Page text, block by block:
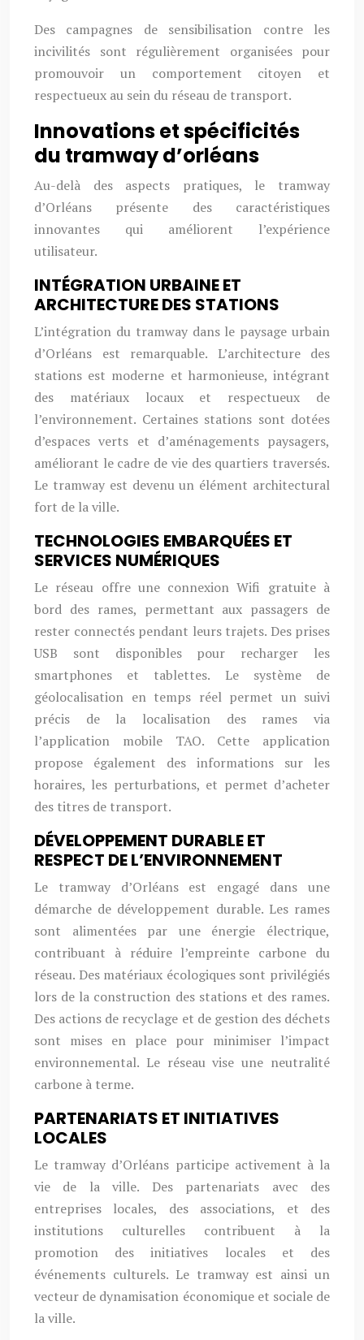
Des campagnes de sensibilisation contre les
incivilités sont régulièrement organisées pour
promouvoir un comportement citoyen et
respectueux au sein du réseau de transport.
Innovations et spécificités
du tramway d’orléans
Au-delà des aspects pratiques, le tramway
d’Orléans présente des caractéristiques
innovantes qui améliorent l’expérience
utilisateur.
INTÉGRATION URBAINE ET
ARCHITECTURE DES STATIONS
L’intégration du tramway dans le paysage urbain
d’Orléans est remarquable. L’architecture des
stations est moderne et harmonieuse, intégrant
des matériaux locaux et respectueux de
l’environnement. Certaines stations sont dotées
d’espaces verts et d’aménagements paysagers,
améliorant le cadre de vie des quartiers traversés.
Le tramway est devenu un élément architectural
fort de la ville.
TECHNOLOGIES EMBARQUÉES ET
SERVICES NUMÉRIQUES
Le réseau offre une connexion Wifi gratuite à
bord des rames, permettant aux passagers de
rester connectés pendant leurs trajets. Des prises
USB sont disponibles pour recharger les
smartphones et tablettes. Le système de
géolocalisation en temps réel permet un suivi
précis de la localisation des rames via
l’application mobile TAO. Cette application
propose également des informations sur les
horaires, les perturbations, et permet d’acheter
des titres de transport.
DÉVELOPPEMENT DURABLE ET
RESPECT DE L’ENVIRONNEMENT
Le tramway d’Orléans est engagé dans une
démarche de développement durable. Les rames
sont alimentées par une énergie électrique,
contribuant à réduire l’empreinte carbone du
réseau. Des matériaux écologiques sont privilégiés
lors de la construction des stations et des rames.
Des actions de recyclage et de gestion des déchets
sont mises en place pour minimiser l’impact
environnemental. Le réseau vise une neutralité
carbone à terme.
PARTENARIATS ET INITIATIVES
LOCALES
Le tramway d’Orléans participe activement à la
vie de la ville. Des partenariats avec des
entreprises locales, des associations, et des
institutions culturelles contribuent à la
promotion des initiatives locales et des
événements culturels. Le tramway est ainsi un
vecteur de dynamisation économique et sociale de
la ville.